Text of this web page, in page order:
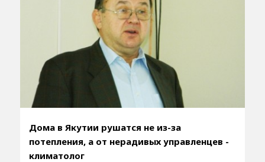
Дома в Якутии рушатся не из-за
потепления, а от нерадивых управленцев -
климатолог